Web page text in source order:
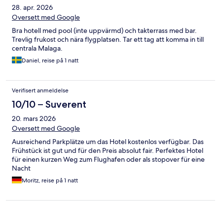
28. apr. 2026
Oversett med Google
Bra hotell med pool (inte uppvärmd) och takterrass med bar.
Trevlig frukost och nära flygplatsen. Tar ett tag att komma in till
centrala Malaga.
Daniel, reise på 1 natt
Verifisert anmeldelse
10/10 – Suverent
20. mars 2026
Oversett med Google
Ausreichend Parkplätze um das Hotel kostenlos verfügbar. Das
Frühstück ist gut und für den Preis absolut fair. Perfektes Hotel
für einen kurzen Weg zum Flughafen oder als stopover für eine
Nacht
Moritz, reise på 1 natt